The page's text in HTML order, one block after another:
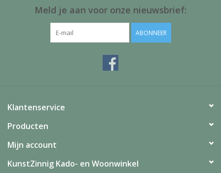
Meld je aan voor onze nieuwsbrief:
ABONNEER
Klantenservice
Producten
Mijn account
KunstZinnig Kado- en Woonwinkel